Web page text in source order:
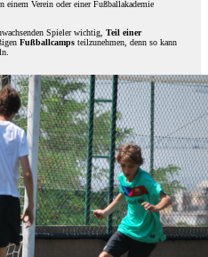
einem Verein oder einer Fußballakademie
Spieler wichtig, Teil einer
Fußballcampsteilzunehmen, denn so kann